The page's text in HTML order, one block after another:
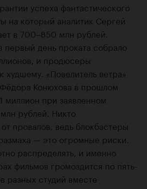
успеха фантастического
на который аналитик Сергей
в 700–850 млн рублей.
первый день проката собрало
и продюсеры
худшему. «Повелитель ветра»
Конюхова в прошлом
миллион при заявленном
рублей. Никто
провалов, ведь блокбастеры
— это огромные риски.
распределять, и именно
фильмов громоздится по пять-
разных студий вместе